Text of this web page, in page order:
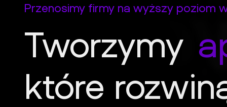
iFil Group - Tworzenie stron internetowych, sklepów i
Przenosimy firmy na wyższy poziom
Tworzymy
które